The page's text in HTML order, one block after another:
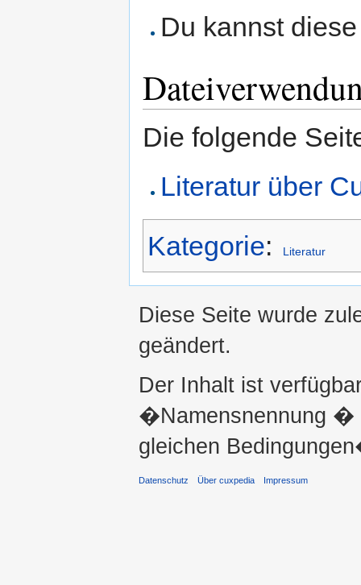
Du kannst
Die folgende
Literatur über
Kategorie: Literatur
Diese Seite wurde
geändert.
Der Inhalt ist
�Namensnennung �
gleichen
Datenschutz Über cuxpedia Impressum